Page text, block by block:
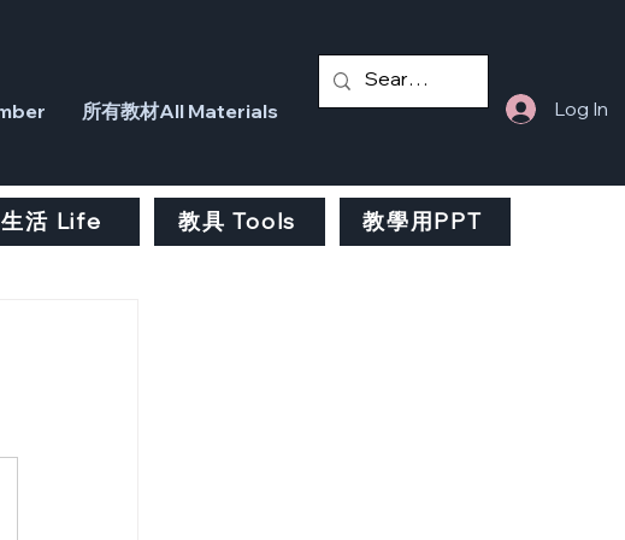
所有教材All Materials Log In
生活 Life 教具 Tools 教學用PPT